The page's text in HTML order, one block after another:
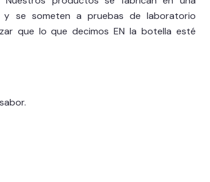
y se someten a pruebas de laboratorio
que lo que decimos EN la botella esté